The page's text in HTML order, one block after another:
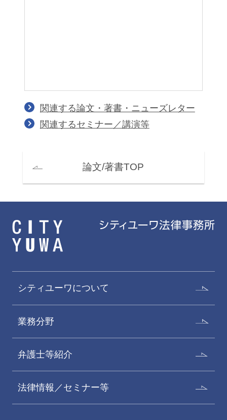
関連する論文・著書・ニューズレター
関連するセミナー／講演等
論文/著書TOP
シティユーワについて
業務分野
弁護士等紹介
法律情報／セミナー等